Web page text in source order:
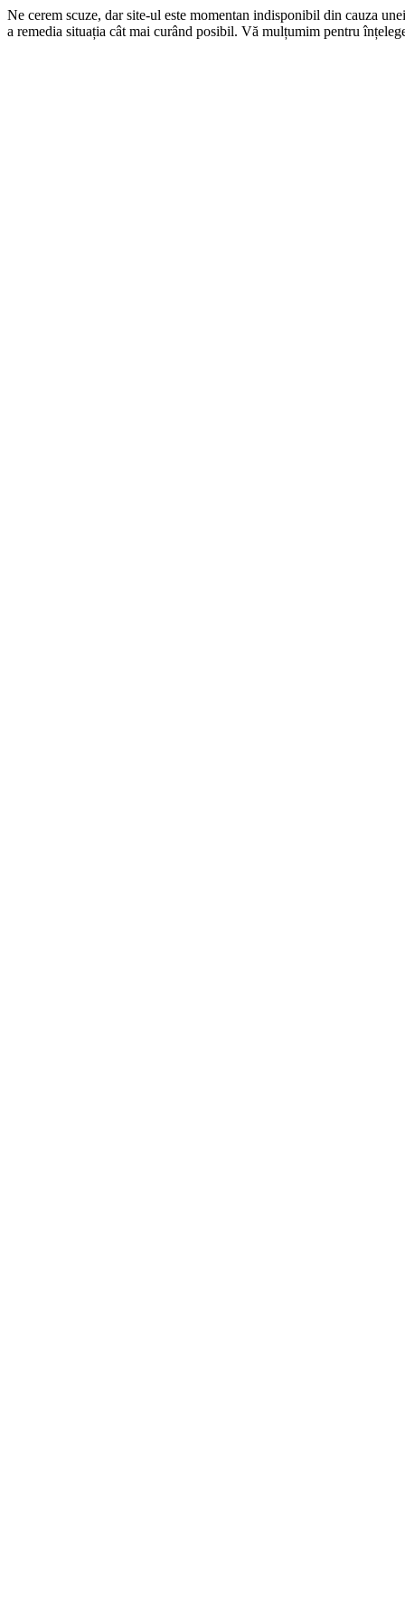
Ne cerem scuze, dar site-ul este momentan indisponibil din cauza
a remedia situația cât mai curând posibil. Vă mulțumim pentru